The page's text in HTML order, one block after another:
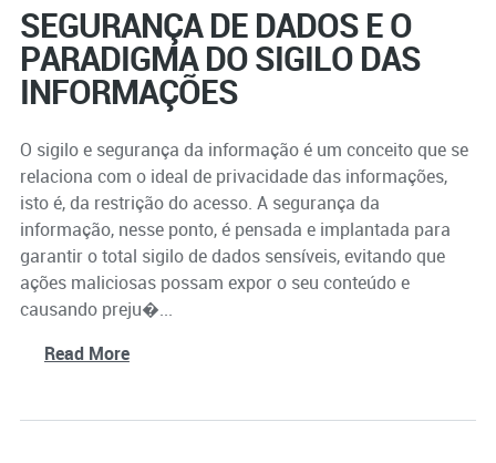
SEGURANÇA DE DADOS E O
PARADIGMA DO SIGILO DAS
INFORMAÇÕES
O sigilo e segurança da informação é um conceito que se
relaciona com o ideal de privacidade das informações,
isto é, da restrição do acesso. A segurança da
informação, nesse ponto, é pensada e implantada para
garantir o total sigilo de dados sensíveis, evitando que
ações maliciosas possam expor o seu conteúdo e
causando preju�...
Read More